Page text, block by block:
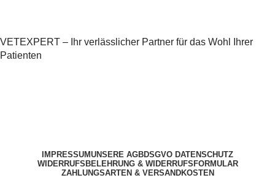
VETEXPERT – Ihr verlässlicher Partner für das Wohl Ihrer
Patienten
IMPRESSUMUNSERE AGBDSGVO DATENSCHUTZ
WIDERRUFSBELEHRUNG & WIDERRUFSFORMULAR
ZAHLUNGSARTEN & VERSANDKOSTEN